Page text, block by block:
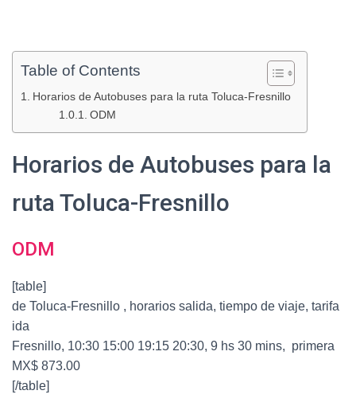
Table of Contents
Horarios de Autobuses para la ruta Toluca-Fresnillo
ODM
Horarios de Autobuses para la
ruta Toluca-Fresnillo
ODM
[table]
de Toluca-Fresnillo , horarios salida, tiempo de viaje, tarifa
ida
Fresnillo, 10:30 15:00 19:15 20:30, 9 hs 30 mins, primera
MX$ 873.00
[/table]